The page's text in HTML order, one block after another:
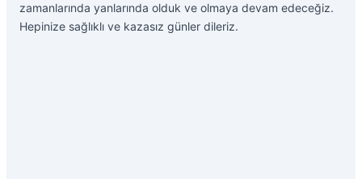
zamanlarında yanlarında olduk ve olmaya devam edeceğiz.
Hepinize sağlıklı ve kazasız günler dileriz.